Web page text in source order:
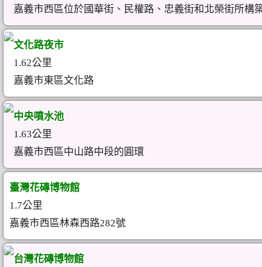
嘉義市西區位於國華街、民權路、忠義街和北榮街所構
文化路夜市
1.62公里
嘉義市東區文化路
中央噴水池
1.63公里
嘉義市西區中山路中段的圓環
臺灣花磚博物館
1.7公里
嘉義市西區林森西路282號
台灣花磚博物館